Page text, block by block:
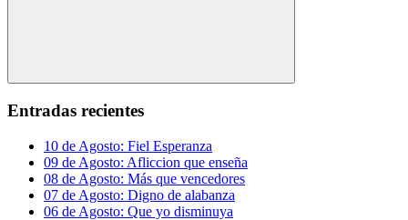
Buscar
Entradas recientes
10 de Agosto: Fiel Esperanza
09 de Agosto: Afliccion que enseña
08 de Agosto: Más que vencedores
07 de Agosto: Digno de alabanza
06 de Agosto: Que yo disminuya